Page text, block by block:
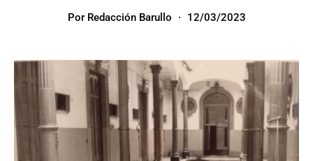
Por Redacción Barullo 12/03/2023